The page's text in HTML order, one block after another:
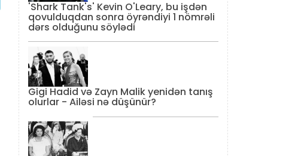
'Shark Tank's' Kevin O'Leary, bu işdən
qovulduqdan sonra öyrəndiyi 1 nömrəli
dərs olduğunu söylədi
Gigi Hadid və Zayn Malik yenidən tanış
olurlar - Ailəsi nə düşünür?